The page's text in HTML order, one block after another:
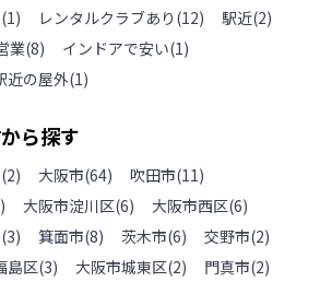
(1) レンタルクラブあり (12) 駅近(2)
業(8) インドアで安い(1)
近の屋外(1)
ら探す
(2) 大阪市(64) 吹田市(11)
) 大阪市淀川区(6) 大阪市西区(6)
(3) 箕面市(8) 茨木市(6) 交野市(2)
島区(3) 大阪市城東区(2) 門真市(2)